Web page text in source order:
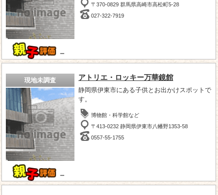
－
〒370-0829 群馬県高崎市高松町5-28
027-322-7919
現地未調査
－
アトリエ・ロッキー万華鏡館
静岡県伊東市にある子供とお出かけスポットで
す。
博物館・科学館など
〒413-0232 静岡県伊東市八幡野1353-58
0557-55-1755